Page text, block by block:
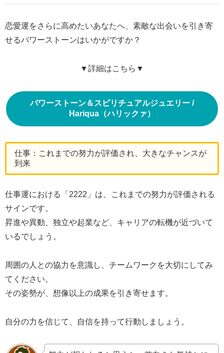
恋愛運をさらに高めたいあなたへ、素敵な出会いを引き寄
せるパワーストーンはいかがですか？
▼詳細はこちら▼
パワーストーン＆スピリチュアルジュエリー /
Hariqua（ハリックァ）
仕事：これまでの努力が評価され、大きなチャンスが
到来
仕事運における「2222」は、これまでの努力が評価される
サインです。
昇進や異動、独立や起業など、キャリアの転機が近づいて
いるでしょう。
周囲の人との協力を意識し、チームワークを大切にしてみ
てください。
その姿勢が、想像以上の成果を引き寄せます。
自分の力を信じて、自信を持って行動しましょう。